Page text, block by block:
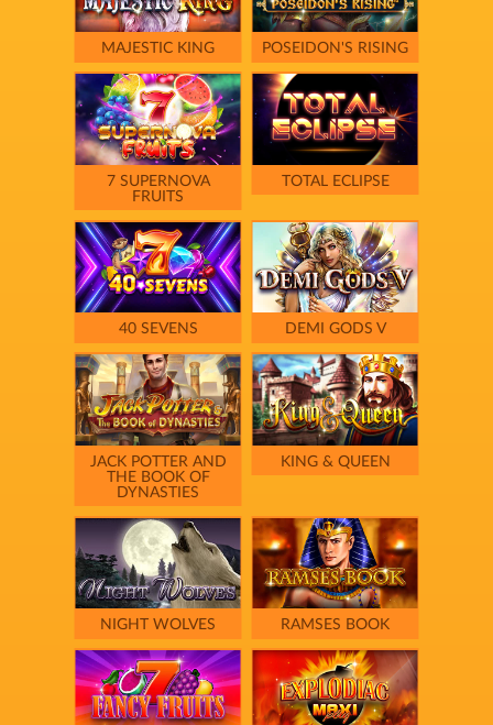
MAJESTIC KING POSEIDON'S RISING
7 SUPERNOVA
FRUITS
TOTAL ECLIPSE
40 SEVENS DEMI GODS V
JACK POTTER AND
THE BOOK OF
DYNASTIES
KING & QUEEN
NIGHT WOLVES RAMSES BOOK